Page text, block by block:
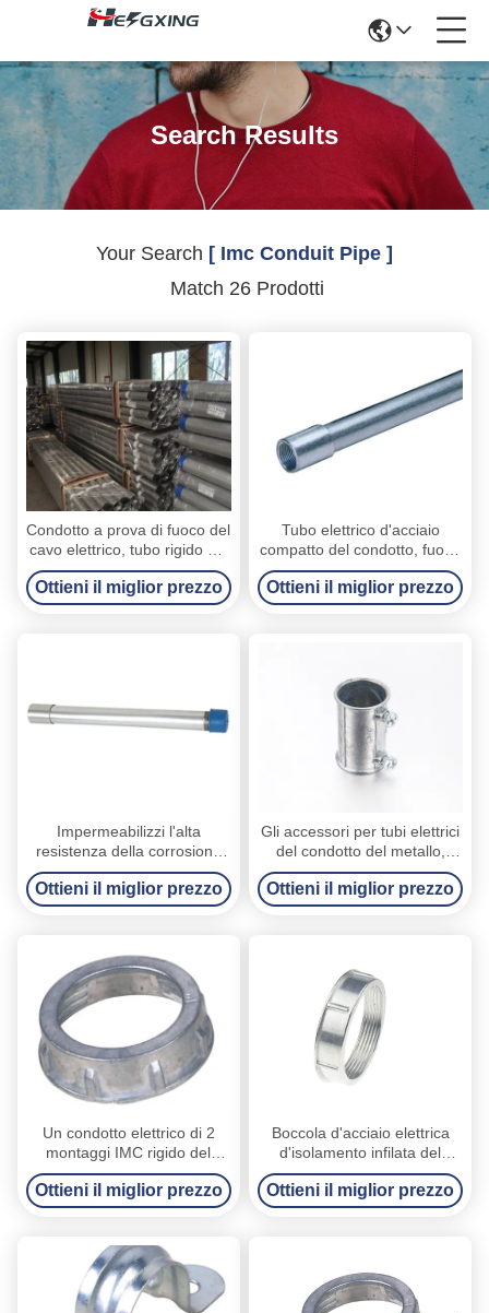
Search Results
Your Search [ Imc Conduit Pipe ]
Match 26 Prodotti
Condotto a prova di fuoco del
cavo elettrico, tubo rigido del
condotto IMC per
collegamenti elettrici
Ottieni il miglior prezzo
Tubo elettrico d'acciaio
compatto del condotto, fuoco
del condotto del metallo del
cavo elettrico valutato
Ottieni il miglior prezzo
Impermeabilizzi l'alta
resistenza della corrosione
del condotto IMC di GI dei
tubi elettrici del condotto
Ottieni il miglior prezzo
Gli accessori per tubi elettrici
del condotto del metallo,
zinco dell'accoppiamento di 3
4 EMT la pressofusione
Ottieni il miglior prezzo
Un condotto elettrico di 2
montaggi IMC rigido del
condotto che imbussola
certificazione dello SGS
Ottieni il miglior prezzo
Boccola d'acciaio elettrica
d'isolamento infilata del
condotto dei montaggi rigidi
del condotto
Ottieni il miglior prezzo